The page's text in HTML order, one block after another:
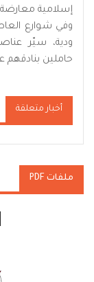
إسلامية معارضة
وفي شوارع
ودية، سيّر
حاملين بنادقهم
أخبار متعلقة
ملفات PDF